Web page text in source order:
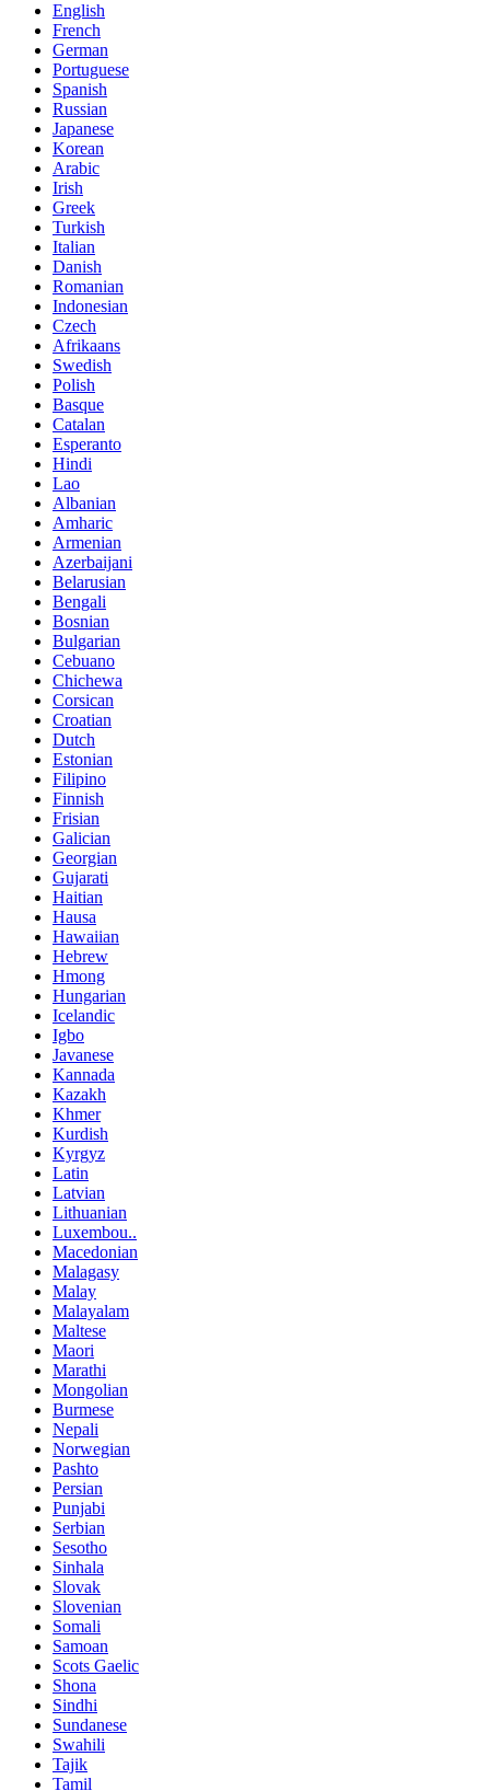
English
French
German
Portuguese
Spanish
Russian
Japanese
Korean
Arabic
Irish
Greek
Turkish
Italian
Danish
Romanian
Indonesian
Czech
Afrikaans
Swedish
Polish
Basque
Catalan
Esperanto
Hindi
Lao
Albanian
Amharic
Armenian
Azerbaijani
Belarusian
Bengali
Bosnian
Bulgarian
Cebuano
Chichewa
Corsican
Croatian
Dutch
Estonian
Filipino
Finnish
Frisian
Galician
Georgian
Gujarati
Haitian
Hausa
Hawaiian
Hebrew
Hmong
Hungarian
Icelandic
Igbo
Javanese
Kannada
Kazakh
Khmer
Kurdish
Kyrgyz
Latin
Latvian
Lithuanian
Luxembou..
Macedonian
Malagasy
Malay
Malayalam
Maltese
Maori
Marathi
Mongolian
Burmese
Nepali
Norwegian
Pashto
Persian
Punjabi
Serbian
Sesotho
Sinhala
Slovak
Slovenian
Somali
Samoan
Scots Gaelic
Shona
Sindhi
Sundanese
Swahili
Tajik
Tamil